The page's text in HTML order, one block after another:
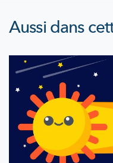
Aussi dans